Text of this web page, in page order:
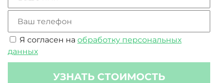
использовать не только как жилое пространство,
но и как офисный центр.
Я согласен на обработку персональных
данных